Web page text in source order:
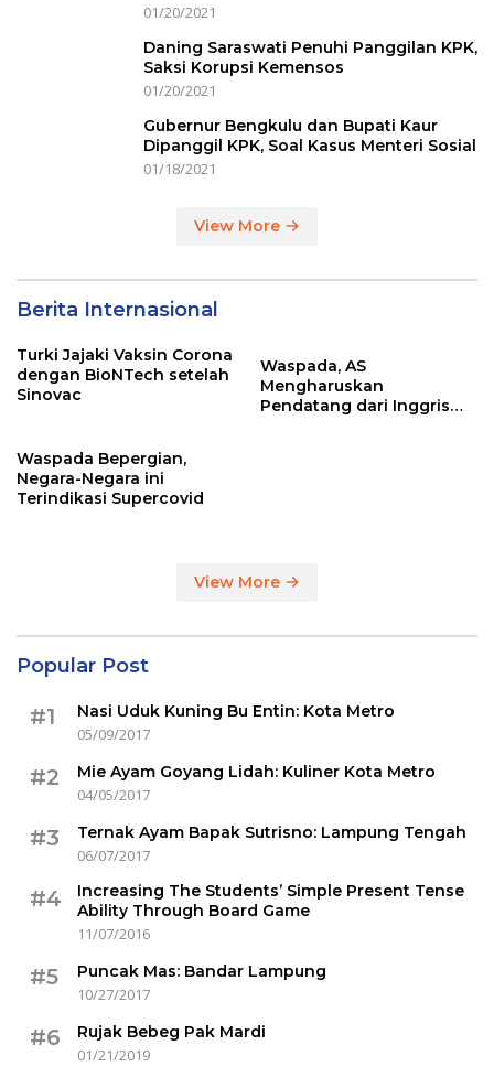
01/20/2021
Daning Saraswati Penuhi Panggilan KPK,
Saksi Korupsi Kemensos
01/20/2021
Gubernur Bengkulu dan Bupati Kaur
Dipanggil KPK, Soal Kasus Menteri Sosial
01/18/2021
View More
Berita Internasional
Turki Jajaki Vaksin Corona
dengan BioNTech setelah
Sinovac
Waspada, AS
Mengharuskan
Pendatang dari Inggris
Waspada Bepergian,
Negara-Negara ini
Terindikasi Supercovid
View More
Popular Post
#1
Nasi Uduk Kuning Bu Entin: Kota Metro
05/09/2017
#2
Mie Ayam Goyang Lidah: Kuliner Kota Metro
04/05/2017
#3
Ternak Ayam Bapak Sutrisno: Lampung Tengah
06/07/2017
#4
Increasing The Students’ Simple Present Tense
Ability Through Board Game
11/07/2016
#5
Puncak Mas: Bandar Lampung
10/27/2017
#6
Rujak Bebeg Pak Mardi
01/21/2019